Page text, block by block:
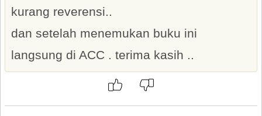
kurang reverensi..
dan setelah menemukan buku ini
langsung di ACC . terima kasih ..